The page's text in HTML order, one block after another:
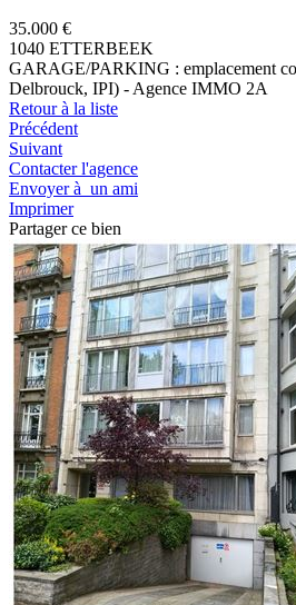
35.000 €
1040 ETTERBEEK
GARAGE/PARKING : emplacement
Delbrouck, IPI) - Agence IMMO 2A
Retour à la liste
Précédent
Suivant
Contacter l'agence
Envoyer à un ami
Imprimer
Partager ce bien